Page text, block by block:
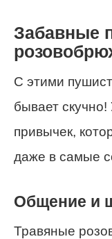
Забавные
С этими
бывает
привычек,
даже в самые
Общение и
Травяные